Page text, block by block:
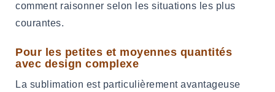
comment raisonner selon les situations les plus
courantes.
Pour les petites et moyennes quantités
avec design complexe
La sublimation est particulièrement avantageuse